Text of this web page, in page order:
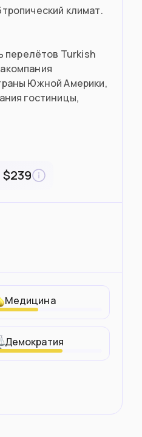
климат.
перелётов Turkish
Южной Америки,
гостиницы,
$239
Медицина
Демократия